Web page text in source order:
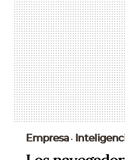
Empresa •